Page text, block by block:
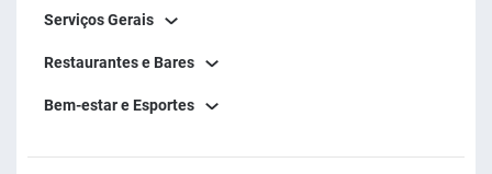
Serviços Gerais
Restaurantes e Bares
Bem-estar e Esportes